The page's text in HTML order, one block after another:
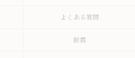
よくある質問
耐震